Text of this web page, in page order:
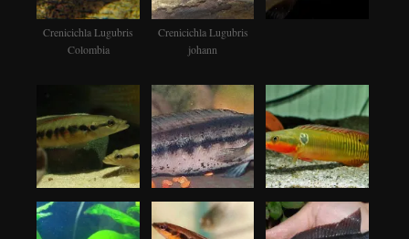
Crenicichla Lugubris
Colombia
Crenicichla Lugubris
johann